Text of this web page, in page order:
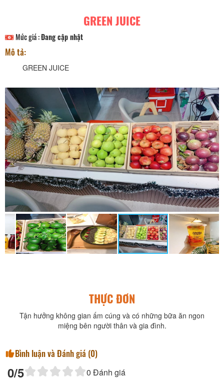
GREEN JUICE
Mức giá :Đang cập nhật
Mô tả:
GREEN JUICE
THỰC ĐƠN
Tận hưởng không gian ấm cúng và có những bữa ăn ngon
miệng bên người thân và gia đình.
Bình luận và Đánh giá (0)
0/5 0 Đánh giá